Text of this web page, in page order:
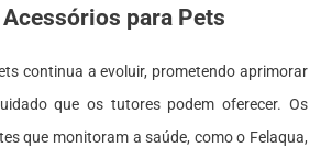
para Pets
continua a evoluir, prometendo aprimorar
que os tutores podem oferecer. Os
que monitoram a saúde, como o Felaqua,